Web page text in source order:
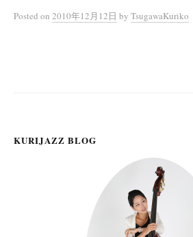
Posted on 2010年12月12日 by TsugawaKuriko
KURIJAZZ BLOG